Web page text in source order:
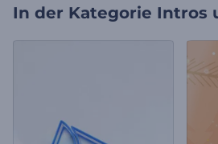
In der Kategorie Intros